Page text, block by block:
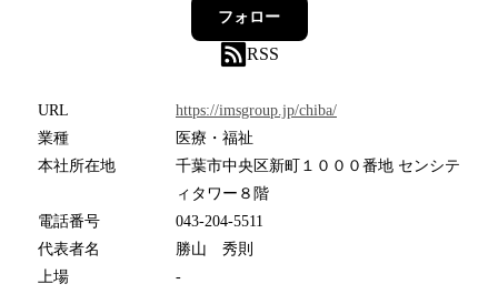
フォロー
RSS
URL
https://imsgroup.jp/chiba/
業種
医療・福祉
本社所在地
千葉市中央区新町１０００番地 センシテ
ィタワー８階
電話番号
043-204-5511
代表者名
勝山 秀則
上場
-